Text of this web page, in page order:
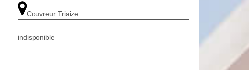
Couvreur Triaize
indisponible